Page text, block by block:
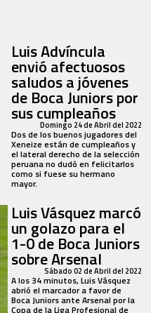
Luis Advíncula
envió afectuosos
saludos a jóvenes
de Boca Juniors por
sus cumpleaños
Domingo 24 de Abril del 2022
Dos de los buenos jugadores del
Xeneize están de cumpleaños y
el lateral derecho de la selección
peruana no dudó en felicitarlos
como si fuese su hermano
mayor.
Luis Vásquez marcó
un golazo para el
1-0 de Boca Juniors
sobre Arsenal
Sábado 02 de Abril del 2022
A los 34 minutos, Luis Vásquez
abrió el marcador a favor de
Boca Juniors ante Arsenal por la
Copa de la Liga Profesional de